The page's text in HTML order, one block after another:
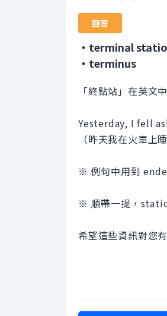
回答
・terminal
・terminus
「終點站」在英
Yesterday, I fell
（昨天我在火車上
※ 例句中用到
※ 順帶一提，
希望這些資訊對您